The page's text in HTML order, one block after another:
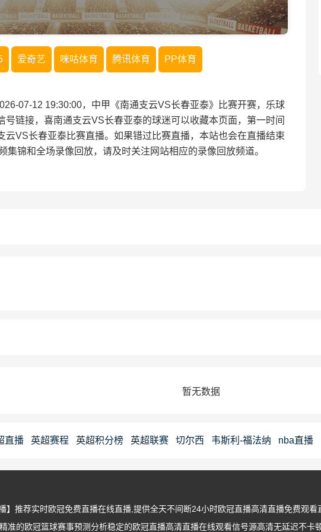
爱奇艺 咪咕体育 腾讯体育 PP体育
07-12 19:30:00，中甲《南通支云VS长春亚泰》比赛开赛，乐球
号链接，喜南通支云VS长春亚泰的球迷可以收藏本页面，第一时间
云VS长春亚泰比赛直播。如果错过比赛直播，本站也会在直播结束
集锦和全场录像回放，请及时关注网站相应的录像回放频道。
暂无数据
直播 英超赛程 英超积分榜 英超联赛 切尔西 韦斯利-福法纳 nba直播
】推荐实时欧冠免费直播在线直播,提供全天不间断24小时欧冠直播高清直播免费观
准的欧冠篮球赛事预测分析稳定的欧冠直播高清直播在线观看信号源高清无延迟不卡